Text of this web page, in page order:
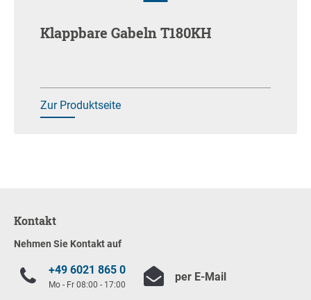
Klappbare Gabeln T180KH
Zur Produktseite
Kontakt
Nehmen Sie Kontakt auf
+49 6021 865 0
Mo - Fr 08:00 - 17:00
per E-Mail